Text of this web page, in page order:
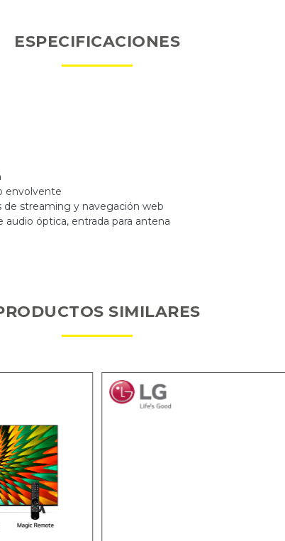
ESPECIFICACIONES
envolvente
streaming y navegación web
óptica, entrada para antena
SIMILARES